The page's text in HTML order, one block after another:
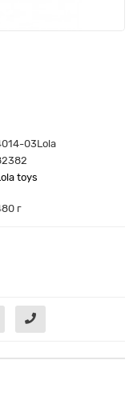
03Lola
toys
г